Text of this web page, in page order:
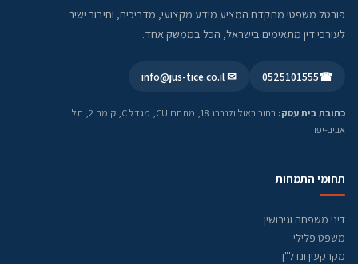
פורטל משפטי מתקדם המציע מידע מקצועי, מדריכים, וחיבור ישיר
לעורכי דין מתאימים בישראל, הכל בממשק אחד.
☎
0525101555
✉ info@jus-tice.co.il
כתובת בית עסק:
רחוב ראול ולנברג 18, מתחם CU, מגדל C, קומה 2, תל
אביב-יפו
תחומי התמחות
דיני משפחה וגירושין
משפט פלילי
מקרקעין ונדל"ן